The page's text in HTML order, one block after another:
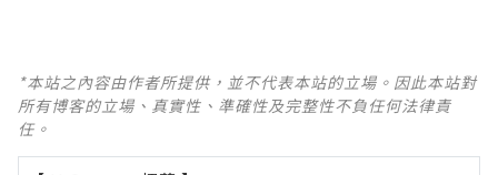
*本站之內容由作者所提供，並不代表本站的立場。因此本站對
所有博客的立場、真實性、準確性及完整性不負任何法律責
任。